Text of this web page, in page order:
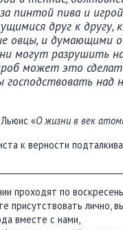
пинтой пива и
друг к другу,
овцы, и думающими о
могут разрушить
может это
господствовать над
Льюис «О жизни в век
к верности
проходят по
присутствовать лично,
вместе с нами,